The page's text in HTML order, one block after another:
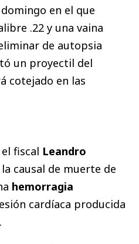
en el que
.22 y una vaina
de autopsia
un proyectil del
cotejado en las
fiscal Leandro
causal de muerte de
hemorragia
cardíaca producida